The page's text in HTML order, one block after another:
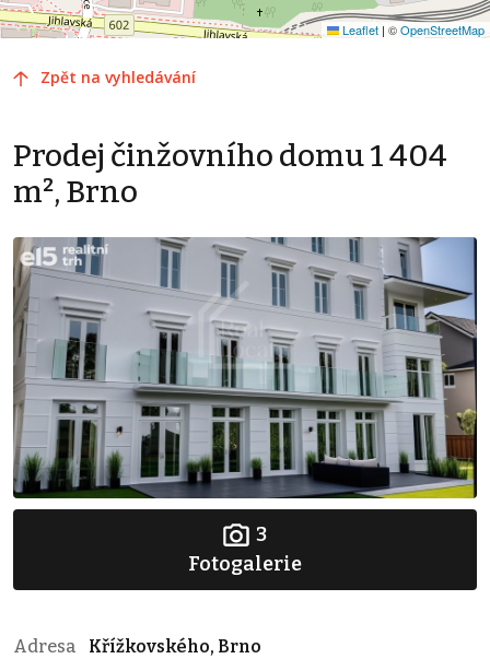
Leaflet | ©OpenStreetMap
Zpět na vyhledávání
Prodej činžovního domu 1 404
m², Brno
3
Fotogalerie
Adresa
Křížkovského, Brno